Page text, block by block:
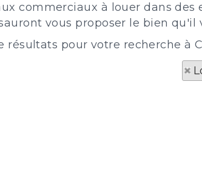
commerciaux à louer dans
vous proposer le bien qu'il
résultats pour votre recherche à